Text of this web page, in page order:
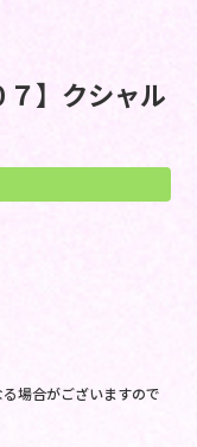
７】クシャル
場合がございますので